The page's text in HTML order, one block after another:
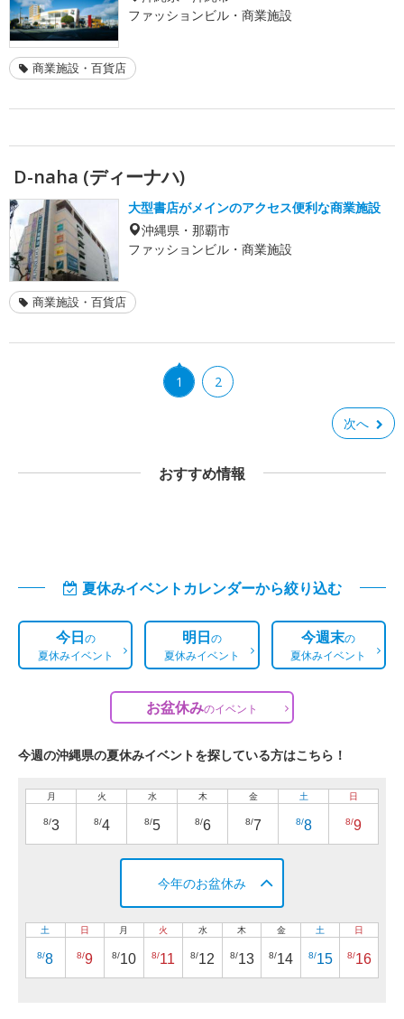
ファッションビル・商業施設
商業施設・百貨店
D-naha (ディーナハ)
大型書店がメインのアクセス便利な商業施設
沖縄県・那覇市
ファッションビル・商業施設
商業施設・百貨店
1 2
次へ
おすすめ情報
夏休みイベントカレンダーから絞り込む
今日の
夏休みイベント
明日の
夏休みイベント
今週末の
夏休みイベント
お盆休みのイベント
今週の沖縄県の夏休みイベントを探している方はこちら！
月
8/3
火
8/4
水
8/5
木
8/6
金
8/7
土
8/8
日
8/9
今年のお盆休み
土
8/8
日
8/9
月
8/10
火
8/11
水
8/12
木
8/13
金
8/14
土
8/15
日
8/16